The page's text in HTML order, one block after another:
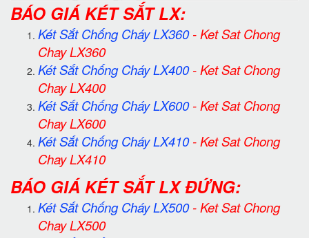
BÁO GIÁ KÉT SẮT LX:
Két Sắt Chống Cháy LX360-Ket Sat Chong
Chay LX360
Két Sắt Chống Cháy LX400-Ket Sat Chong
Chay LX400
Két Sắt Chống Cháy LX600-Ket Sat Chong
Chay LX600
Két Sắt Chống Cháy LX410-Ket Sat Chong
Chay LX410
BÁO GIÁ KÉT SẮT LX ĐỨNG:
Két Sắt Chống Cháy LX500-Ket Sat Chong
Chay LX500